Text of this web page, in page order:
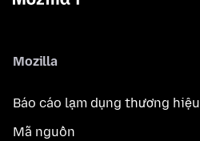
Mozilla
Báo cáo lạm dụng thương hiệu
Mã nguồn